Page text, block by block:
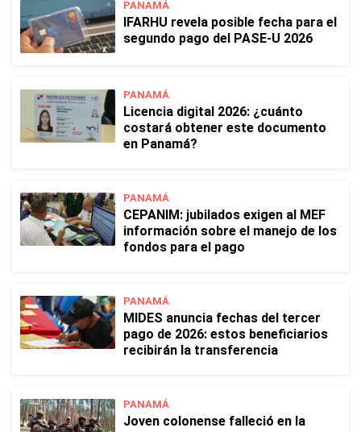
PANAMÁ
IFARHU revela posible fecha para el
segundo pago del PASE-U 2026
PANAMÁ
Licencia digital 2026: ¿cuánto
costará obtener este documento
en Panamá?
PANAMÁ
CEPANIM: jubilados exigen al MEF
información sobre el manejo de los
fondos para el pago
PANAMÁ
MIDES anuncia fechas del tercer
pago de 2026: estos beneficiarios
recibirán la transferencia
PANAMÁ
Joven colonense falleció en la